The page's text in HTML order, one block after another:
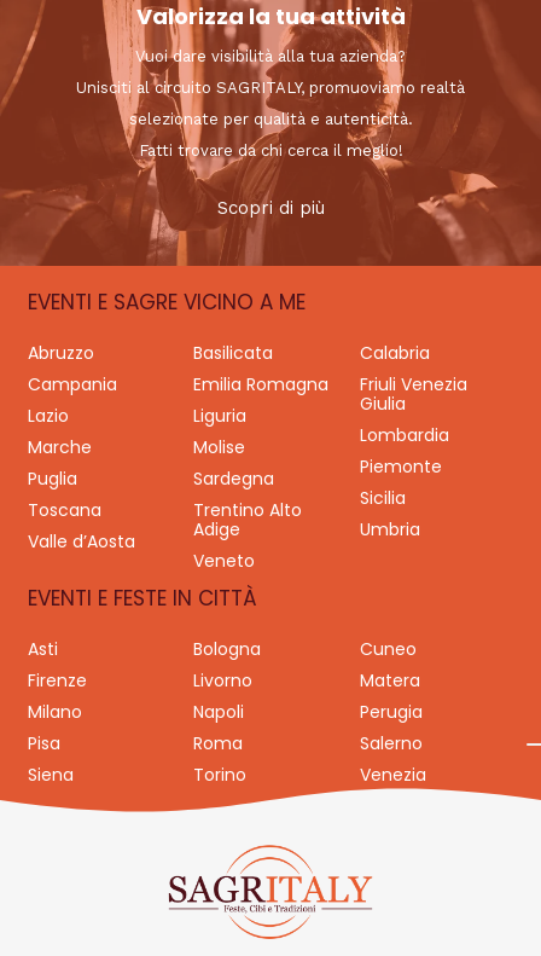
Valorizza la tua attività
Vuoi dare visibilità alla tua azienda?
Unisciti al circuito SAGRITALY, promuoviamo realtà
selezionate per qualità e autenticità.
Fatti trovare da chi cerca il meglio!
Scopri di più
EVENTI E SAGRE VICINO A ME
Abruzzo Basilicata
Calabria
Campania
Emilia Romagna
Friuli Venezia
Giulia
Lazio
Liguria
Lombardia
Marche
Molise
Piemonte
Puglia
Sardegna
Sicilia
Toscana
Trentino Alto
Adige
Umbria
Valle d’Aosta
Veneto
EVENTI E FESTE IN CITTÀ
Asti Bologna
Cuneo
Firenze
Livorno
Matera
Milano
Napoli
Perugia
Pisa
Roma
Salerno
Siena
Torino Venezia